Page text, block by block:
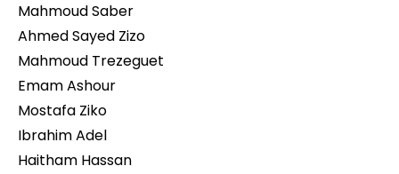
Mahmoud Saber
Ahmed Sayed Zizo
Mahmoud Trezeguet
Emam Ashour
Mostafa Ziko
Ibrahim Adel
Haitham Hassan